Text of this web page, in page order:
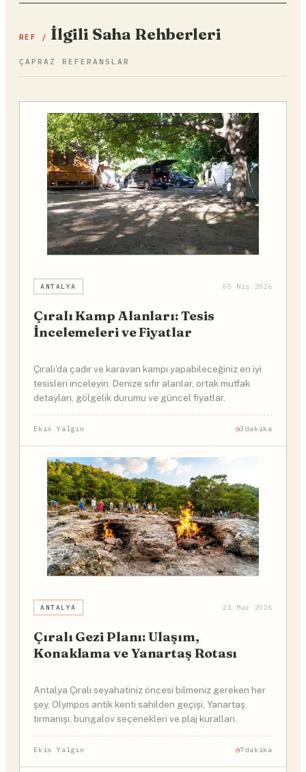
REF / İlgili Saha Rehberleri
ÇAPRAZ REFERANSLAR
ANTALYA 05 Nis 2026
Çıralı Kamp Alanları: Tesis
İncelemeleri ve Fiyatlar
Çıralı'da çadır ve karavan kampı yapabileceğiniz en iyi
tesisleri inceleyin. Denize sıfır alanlar, ortak mutfak
detayları, gölgelik durumu ve güncel fiyatlar.
Ekin Yalgın 3dakika
ANTALYA 21 Mar 2026
Çıralı Gezi Planı: Ulaşım,
Konaklama ve Yanartaş Rotası
Antalya Çıralı seyahatiniz öncesi bilmeniz gereken her
şey. Olympos antik kenti sahilden geçişi, Yanartaş
tırmanışı, bungalov seçenekleri ve plaj kuralları.
Ekin Yalgın 7dakika